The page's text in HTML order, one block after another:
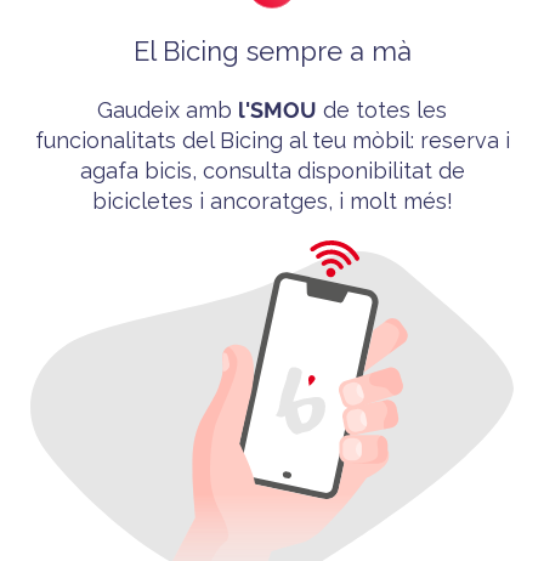
El Bicing sempre a mà
Gaudeix amb l'SMOU de totes les
funcionalitats del Bicing al teu mòbil: reserva i
agafa bicis, consulta disponibilitat de
bicicletes i ancoratges, i molt més!